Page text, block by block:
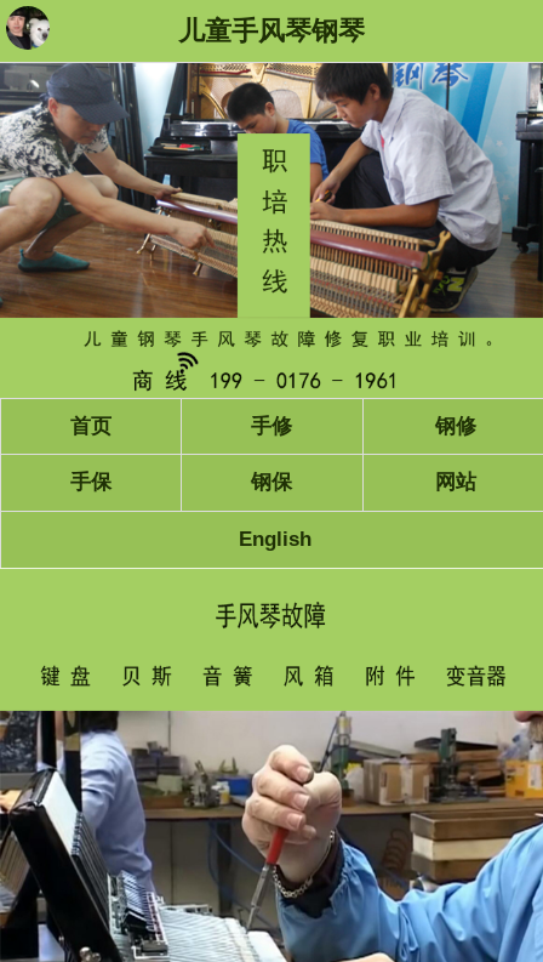
儿童手风琴钢琴
首页 手修 钢修
手保 钢保 网站
English